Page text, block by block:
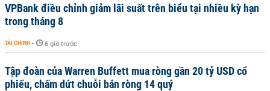
VPBank điều chỉnh giảm lãi suất trên biểu tại nhiều kỳ hạn
trong tháng 8
TÀI CHÍNH - 6 giờ trước
Tập đoàn của Warren Buffett mua ròng gần 20 tỷ USD cổ
phiếu, chấm dứt chuỗi bán ròng 14 quý